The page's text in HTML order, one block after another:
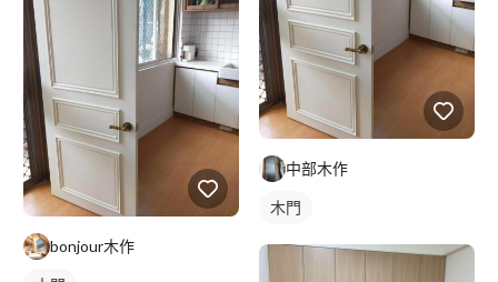
bonjour木作
中部木作
木門